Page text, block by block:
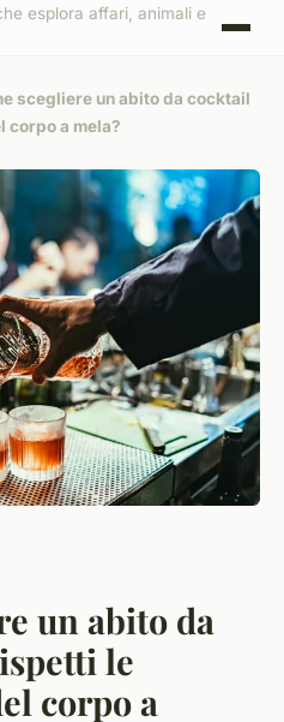
esplora affari, animali e
scegliere un abito da cocktail
corpo a mela?
un abito da
le
corpo a